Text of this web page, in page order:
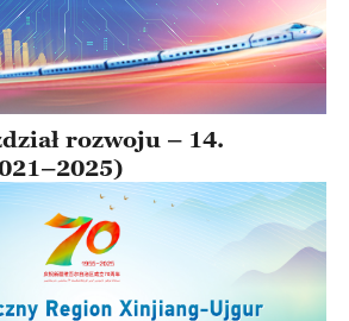
rozwoju – 14.